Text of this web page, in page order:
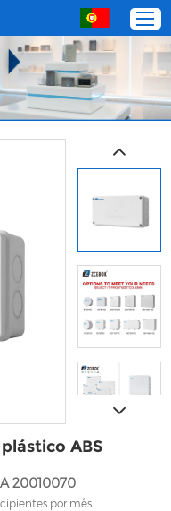
com
ABS
20010070
por mês.